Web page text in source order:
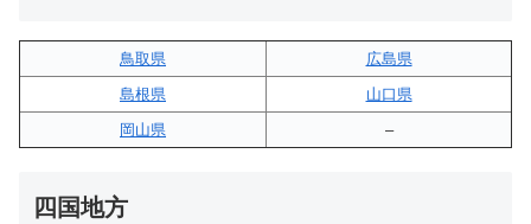
鳥取県
広島県
島根県
山口県
岡山県
–
四国地方